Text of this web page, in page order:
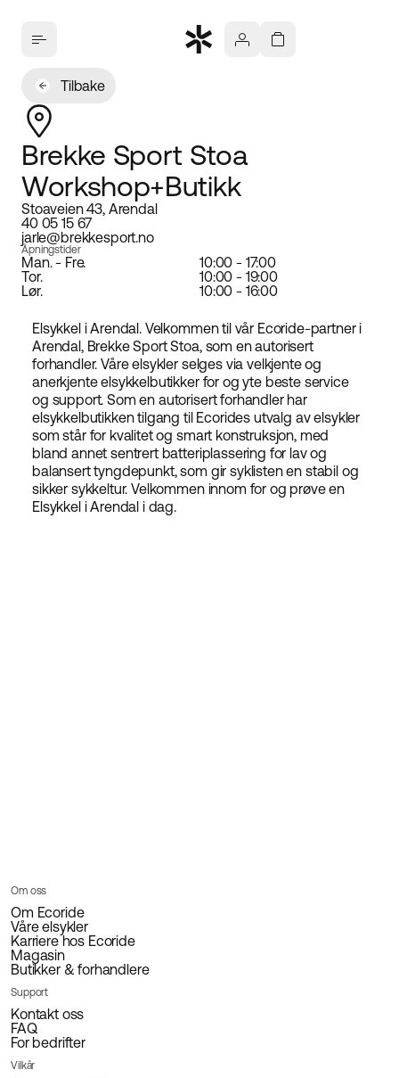
Tilbake
Brekke Sport Stoa
Workshop+Butikk
Stoaveien 43, Arendal
40 05 15 67
jarle@brekkesport.no
Åpningstider
Man. - Fre.
10:00 - 17:00
Tor.
10:00 - 19:00
Lør.
10:00 - 16:00
Elsykkel i Arendal. Velkommen til vår Ecoride-partner i
Arendal, Brekke Sport Stoa, som en autorisert
forhandler. Våre elsykler selges via velkjente og
anerkjente elsykkelbutikker for og yte beste service
og support. Som en autorisert forhandler har
elsykkelbutikken tilgang til Ecorides utvalg av elsykler
som står for kvalitet og smart konstruksjon, med
bland annet sentrert batteriplassering for lav og
balansert tyngdepunkt, som gir syklisten en stabil og
sikker sykkeltur. Velkommen innom for og prøve en
Elsykkel i Arendal i dag.
Om oss
Om Ecoride
Våre elsykler
Karriere hos Ecoride
Magasin
Butikker & forhandlere
Support
Kontakt oss
FAQ
For bedrifter
Vilkår